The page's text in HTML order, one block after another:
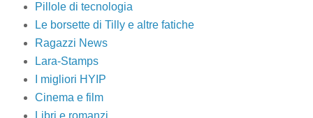
Pillole di tecnologia
Le borsette di Tilly e altre fatiche
Ragazzi News
Lara-Stamps
I migliori HYIP
Cinema e film